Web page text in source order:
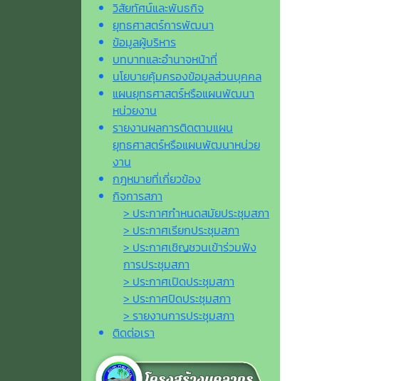
วิสัยทัศน์และพันธกิจ
ยุทธศาสตร์การพัฒนา
ข้อมูลผู้บริหาร
บทบาทและอำนาจหน้าที่
นโยบายคุ้มครองข้อมูลส่วนบุคคล
แผนยุทธศาสตร์หรือแผนพัฒนา
หน่วยงาน
รายงานผลการติดตามแผน
ยุทธศาสตร์หรือแผนพัฒนาหน่วย
งาน
กฎหมายที่เกี่ยวข้อง
กิจการสภา
> ประกาศกำหนดสมัยประชุมสภา
> ประกาศเรียกประชุมสภา
> ประกาศเชิญชวนเข้าร่วมฟัง
การประชุมสภา
> ประกาศเปิดประชุมสภา
> ประกาศปิดประชุมสภา
> รายงานการประชุมสภา
ติดต่อเรา